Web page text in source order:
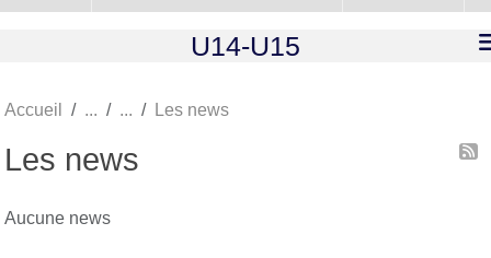
U14-U15
Accueil Les news
Les news
Aucune news